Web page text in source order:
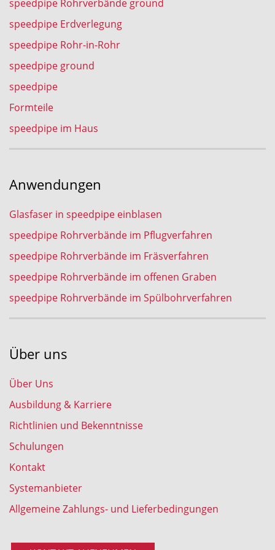
speedpipe Erdverlegung
speedpipe Rohr-in-Rohr
speedpipe ground
speedpipe
Formteile
speedpipe im Haus
Anwendungen
Glasfaser in speedpipe einblasen
speedpipe Rohrverbände im Pflugverfahren
speedpipe Rohrverbände im Fräsverfahren
speedpipe Rohrverbände im offenen Graben
speedpipe Rohrverbände im Spülbohrverfahren
Über uns
Über Uns
Ausbildung & Karriere
Richtlinien und Bekenntnisse
Schulungen
Kontakt
Systemanbieter
Allgemeine Zahlungs- und Lieferbedingungen